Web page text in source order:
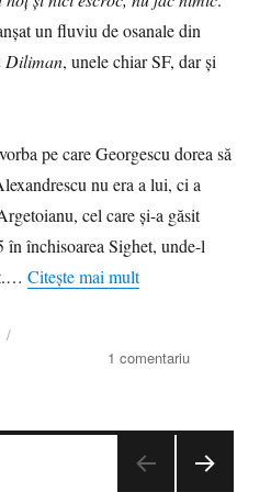
un fluviu de osanale din
Diliman, unele chiar SF, dar și
pe care Georgescu dorea să
nu era a lui, ci a
cel care și-a găsit
în închisoarea Sighet, unde-l
Citește mai mult
1 comentariula
drept
Neavând